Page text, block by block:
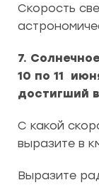
Скорость
7.
10 по 11
достигший
С какой
выразите в
Выразите